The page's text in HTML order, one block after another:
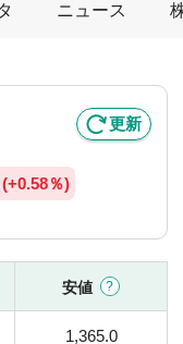
ニュース
更新
(+0.58％)
安値
1,365.0